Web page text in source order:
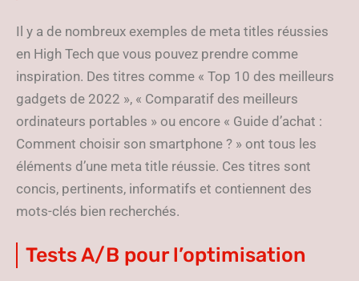
Il y a de nombreux exemples de meta titles réussies
en High Tech que vous pouvez prendre comme
inspiration. Des titres comme « Top 10 des meilleurs
gadgets de 2022 », « Comparatif des meilleurs
ordinateurs portables » ou encore « Guide d’achat :
Comment choisir son smartphone ? » ont tous les
éléments d’une meta title réussie. Ces titres sont
concis, pertinents, informatifs et contiennent des
mots-clés bien recherchés.
Tests A/B pour l’optimisation